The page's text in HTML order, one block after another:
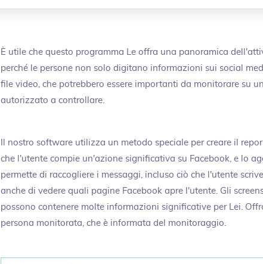
È utile che questo programma Le offra una panoramica
perché le persone non solo digitano informazioni sui social
file video, che potrebbero essere importanti da monitorare su
autorizzato a controllare.
Il nostro software utilizza un metodo speciale per creare il
che l'utente compie un'azione significativa su Facebook, e lo
permette di raccogliere i messaggi, incluso ciò che l'utente
anche di vedere quali pagine Facebook apre l'utente. Gli
possono contenere molte informazioni significative per Lei.
persona monitorata, che è informata del monitoraggio.